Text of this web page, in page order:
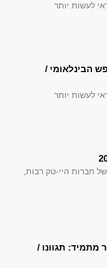
לעשות יותר
הבינלאומי /
לעשות יותר
חברות היי-טק רבות,
מתמיד: תגוונו /